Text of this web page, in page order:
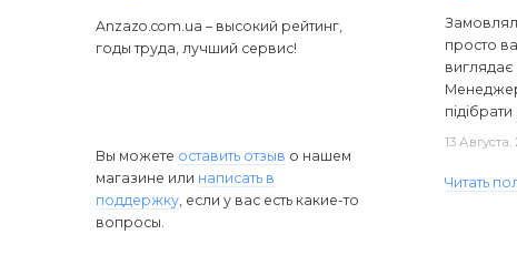
Anzazo.com.ua – высокий рейтинг,
годы труда, лучший сервис!
Вы можете оставить отзыв о нашем
магазине или написать в
поддержку , если у вас есть какие-то
вопросы.
просто
підібрати
13 Августа,
Читать